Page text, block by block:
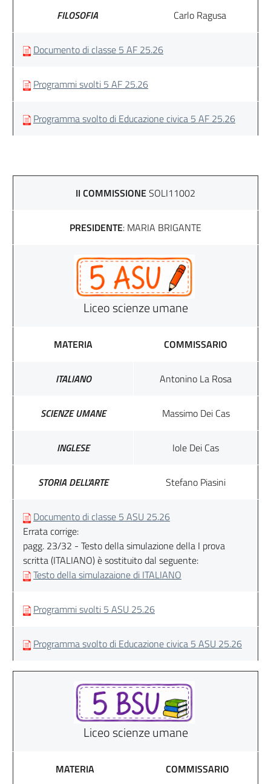
FILOSOFIA Carlo Ragusa
Documento di classe 5 AF 25.26
Programmi svolti 5 AF 25.26
Programma svolto di Educazione civica 5 AF 25.26
II COMMISSIONESOLI11002
PRESIDENTE: MARIA BRIGANTE
Liceo scienze umane
MATERIA COMMISSARIO
ITALIANO Antonino La Rosa
SCIENZE UMANE Massimo Dei Cas
INGLESE Iole Dei Cas
STORIA DELL'ARTE Stefano Piasini
Documento di classe 5 ASU 25.26
Errata corrige:
pagg. 23/32 - Testo della simulazione della I prova
scritta (ITALIANO) è sostituito dal seguente:
Testo della simulazaione di ITALIANO
Programmi svolti 5 ASU 25.26
Programma svolto di Educazione civica 5 ASU 25.26
Liceo scienze umane
MATERIA COMMISSARIO